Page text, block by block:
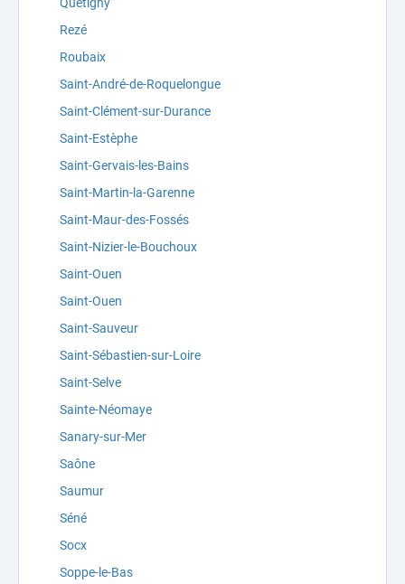
Rezé
Roubaix
Saint-André-de-Roquelongue
Saint-Clément-sur-Durance
Saint-Estèphe
Saint-Gervais-les-Bains
Saint-Martin-la-Garenne
Saint-Maur-des-Fossés
Saint-Nizier-le-Bouchoux
Saint-Ouen
Saint-Ouen
Saint-Sauveur
Saint-Sébastien-sur-Loire
Saint-Selve
Sainte-Néomaye
Sanary-sur-Mer
Saône
Saumur
Séné
Socx
Soppe-le-Bas